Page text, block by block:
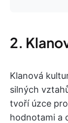
2.
Klanová
silných
tvoří úzce
hodnotami a